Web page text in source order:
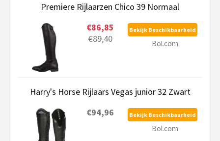
Premiere Rijlaarzen Chico 39 Normaal
€86,85
€89,40
Bekijk Beschikbaarheid
Bol.com
Harry's Horse Rijlaars Vegas junior 32 Zwart
€94,96
Bekijk Beschikbaarheid
Bol.com